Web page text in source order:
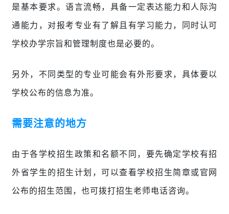
是基本要求。语言流畅，具备一定表达能力和人际沟
通能力，对报考专业有了解且有学习能力，同时认可
学校办学宗旨和管理制度也是必要的。
另外，不同类型的专业可能会有外形要求，具体要以
学校公布的信息为准。
需要注意的地方
由于各学校招生政策和名额不同，要先确定学校有招
外省学生的招生计划，可以查看学校招生简章或官网
公布的招生范围，也可拨打招生老师电话咨询。